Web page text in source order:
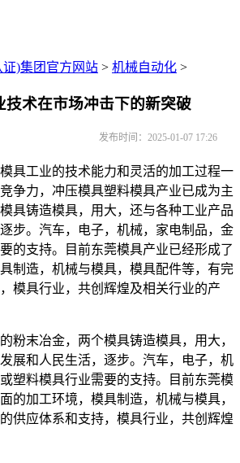
证)集团官方网站 > 机械自动化 >
技术在市场冲击下的新突破
发布时间：2025-01-07 17:26
工业的技术能力和灵活的加工过程一
争力，冲压模具塑料模具产业已成为主
具铸造模具，用大，还与各种工业产品
步。汽车，电子，机械，家电制品，金
的支持。目前东莞模具产业已经形成了
制造，机械与模具，模具配件等，有完
模具行业，共创辉煌及相关行业的产
末冶金，两个模具铸造模具，用大，
展和人民生活，逐步。汽车，电子，机
塑料模具行业需要的支持。目前东莞模
的加工环境，模具制造，机械与模具，
供应体系和支持，模具行业，共创辉煌